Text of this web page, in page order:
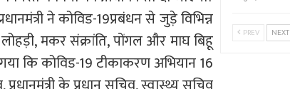
ने कोविड-19प्रबंधन से जुड़े विभिन्न
मकर संक्रांति, पोंगल और माघ बिहू
कि कोविड-19 टीकाकरण अभियान 16
PREV NEXT